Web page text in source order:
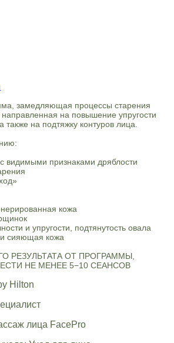
замедляющая процессы старения
на повышение упругости
также на подтяжку контуров лица.
видимыми признаками дряблости
кожа
и упругости, подтянутость овала
сияющая кожа
РЕЗУЛЬТАТА ОТ ПРОГРАММЫ,
НЕ МЕНЕЕ 5−10 СЕАНСОВ
Hilton
лица FacePro